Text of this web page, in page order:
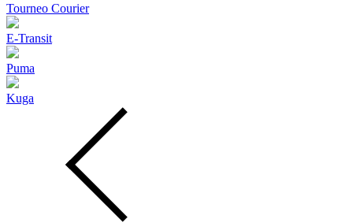
Tourneo Courier
E-Transit
Puma
Kuga